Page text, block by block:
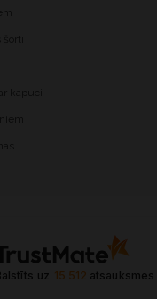
uz 15 512 atsauksmes